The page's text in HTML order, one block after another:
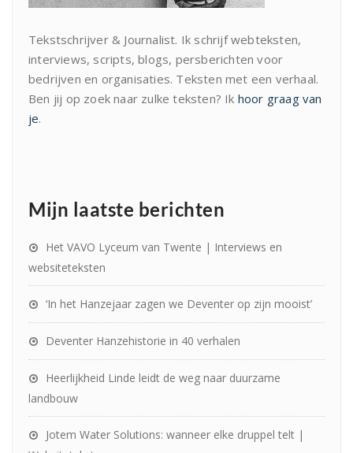
Tekstschrijver & Journalist. Ik schrijf webteksten,
interviews, scripts, blogs, persberichten voor
bedrijven en organisaties. Teksten met een verhaal.
Ben jij op zoek naar zulke teksten? Ik hoor graag van
je.
Mijn laatste berichten
Het VAVO Lyceum van Twente | Interviews en
websiteteksten
‘In het Hanzejaar zagen we Deventer op zijn mooist’
Deventer Hanzehistorie in 40 verhalen
Heerlijkheid Linde leidt de weg naar duurzame
landbouw
Jotem Water Solutions: wanneer elke druppel telt |